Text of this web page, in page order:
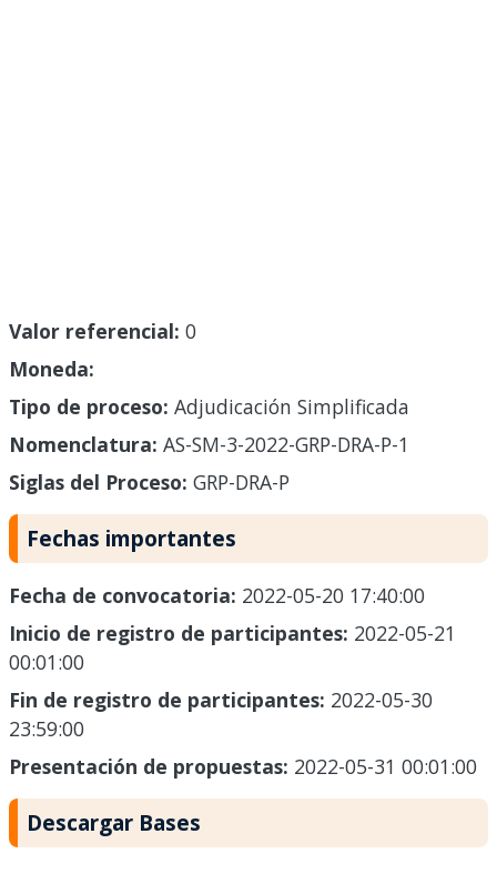
Valor referencial: 0
Moneda:
Tipo de proceso: Adjudicación Simplificada
Nomenclatura: AS-SM-3-2022-GRP-DRA-P-1
Siglas del Proceso: GRP-DRA-P
Fechas importantes
Fecha de convocatoria: 2022-05-20 17:40:00
Inicio de registro de participantes: 2022-05-21
00:01:00
Fin de registro de participantes: 2022-05-30
23:59:00
Presentación de propuestas: 2022-05-31 00:01:00
Descargar Bases